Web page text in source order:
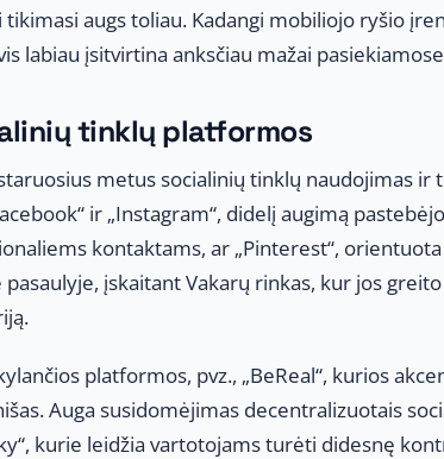
tikimasi augs toliau. Kadangi mobiliojo ryšio
labiau įsitvirtina anksčiau mažai
tinklų platformos
metus socialinių tinklų naudojimas
ir „Instagram“, didelį augimą
kontaktams, ar „Pinterest“,
pasaulyje, įskaitant Vakarų rinkas, kur jos
platformos, pvz., „BeReal“, kurios
Auga susidomėjimas decentralizuotais
kurie leidžia vartotojams turėti didesnę